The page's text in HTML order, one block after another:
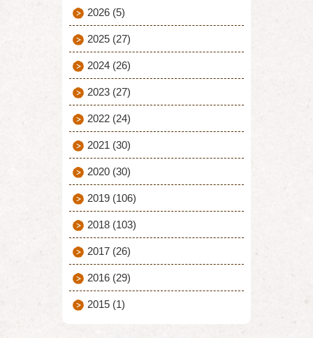
2026 (5)
2025 (27)
2024 (26)
2023 (27)
2022 (24)
2021 (30)
2020 (30)
2019 (106)
2018 (103)
2017 (26)
2016 (29)
2015 (1)